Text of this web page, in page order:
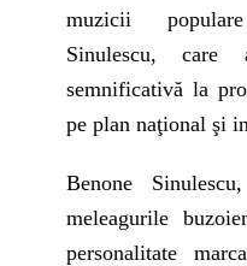
muzicii
Sinulescu,
semnificativă la
pe plan naţional şi
Benone
meleagurile
personalitate